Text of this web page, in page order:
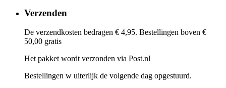
Verzenden
De verzendkosten bedragen € 4,95. Bestellingen boven €
50,00 gratis
Het pakket wordt verzonden via Post.nl
Bestellingen w uiterlijk de volgende dag opgestuurd.